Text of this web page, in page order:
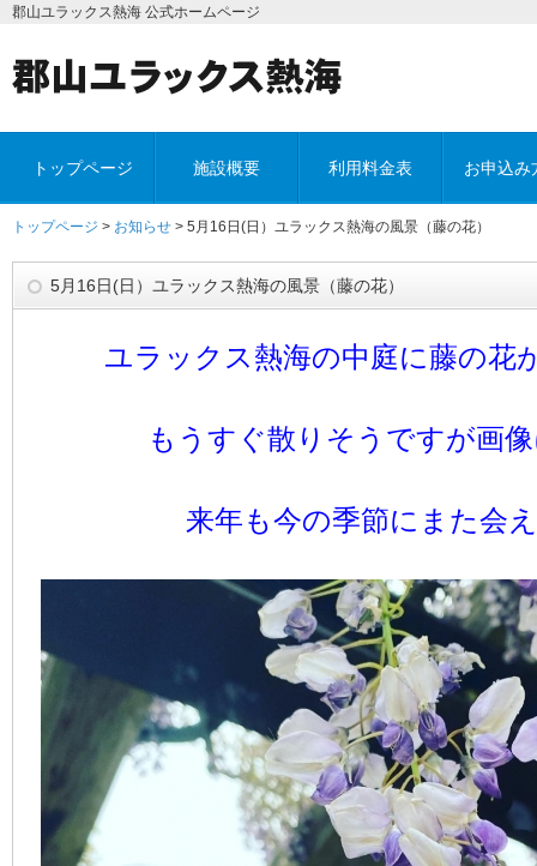
郡山ユラックス熱海 公式ホームページ
トップページ 施設概要 利用料金表 お申込み
トップページ > お知らせ > 5月16日(日）ユラックス熱海の風景（藤の花）
5月16日(日）ユラックス熱海の風景（藤の花）
ユラックス熱海の中庭に藤の花
もうすぐ散りそうですが画
来年も今の季節にまた会